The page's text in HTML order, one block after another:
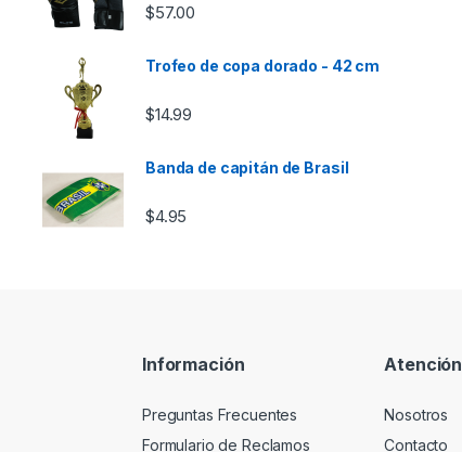
$57.00
Trofeo de copa dorado - 42 cm
$14.99
Banda de capitán de Brasil
$4.95
Información
Preguntas Frecuentes
Formulario de Reclamos
Atención
Nosotros
Contacto